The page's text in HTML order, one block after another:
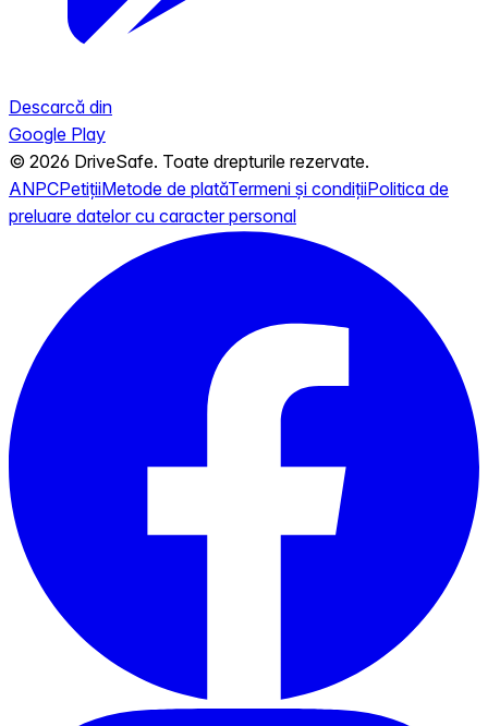
Descarcă din
Google Play
© 2026 DriveSafe. Toate drepturile rezervate.
ANPCPetițiiMetode de platăTermeni și condițiiPolitica de
preluare datelor cu caracter personal